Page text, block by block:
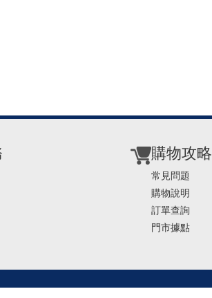
購物攻略
常見問題
購物說明
訂單查詢
門市據點